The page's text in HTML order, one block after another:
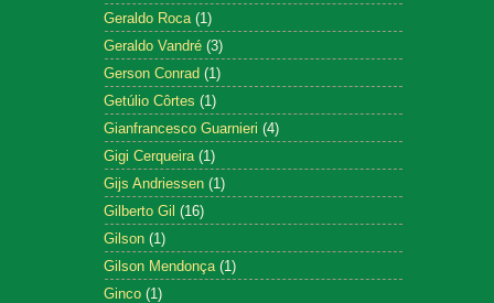
Geraldo Roca (1)
Geraldo Vandré (3)
Gerson Conrad (1)
Getúlio Côrtes (1)
Gianfrancesco Guarnieri (4)
Gigi Cerqueira (1)
Gijs Andriessen (1)
Gilberto Gil (16)
Gilson (1)
Gilson Mendonça (1)
Ginco (1)